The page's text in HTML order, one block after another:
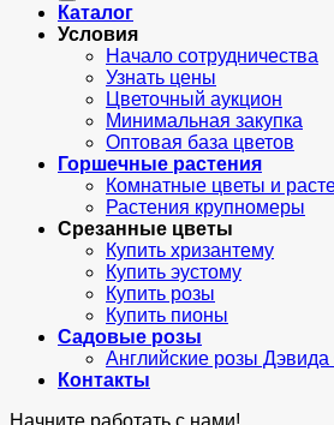
Каталог
Условия
Начало сотрудничества
Узнать цены
Цветочный аукцион
Минимальная закупка
Оптовая база цветов
Горшечные растения
Комнатные цветы и
Растения крупномеры
Срезанные цветы
Купить хризантему
Купить эустому
Купить розы
Купить пионы
Садовые розы
Английские розы Дэвида
Контакты
Начните работать с нами!